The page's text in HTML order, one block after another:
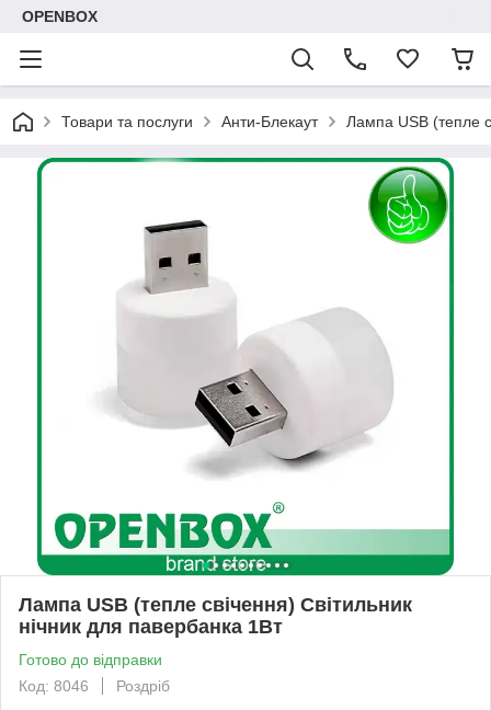
OPENBOX
Товари та послуги Анти-Блекаут Лампа USB (тепле
Лампа USB (тепле свічення) Світильник
нічник для павербанка 1Вт
Готово до відправки
Код: 8046
Роздріб